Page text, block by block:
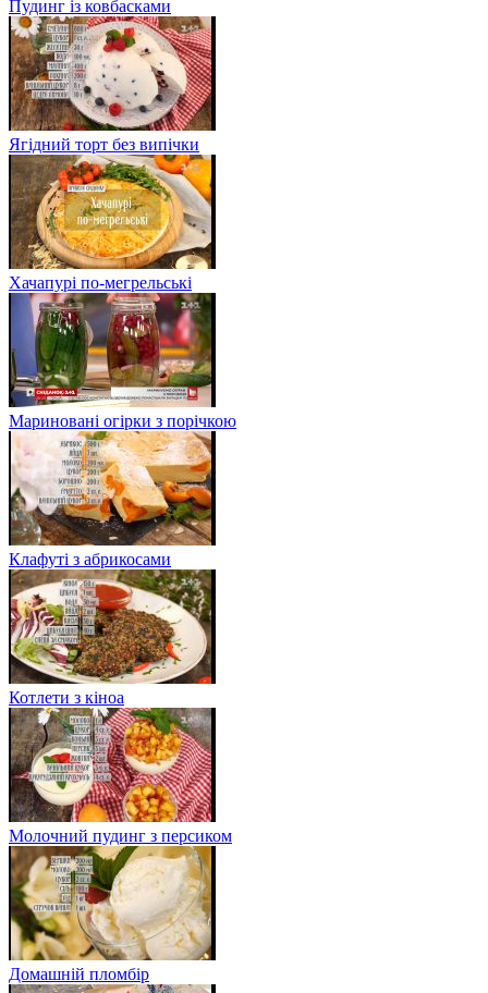
Пудинг із ковбасками
Ягідний торт без випічки
Хачапурі по-мегрельські
Мариновані огірки з порічкою
Клафуті з абрикосами
Котлети з кіноа
Молочний пудинг з персиком
Домашній пломбір